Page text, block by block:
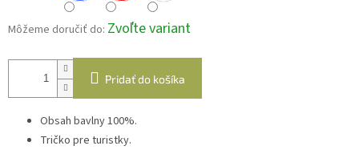
Môžeme doručiť do: Zvoľte variant
Pridať do košíka
Obsah bavlny 100%.
Tričko pre turistky.